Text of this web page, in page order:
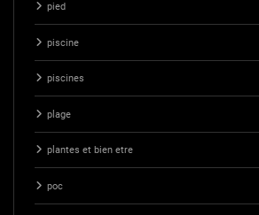
pied
piscine
piscines
plage
plantes et bien etre
poc